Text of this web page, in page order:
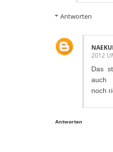
Antworten
2012
Das
auch
noch
Antworten